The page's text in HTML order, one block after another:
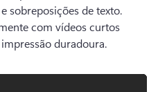
com vídeos curtos
duradoura.